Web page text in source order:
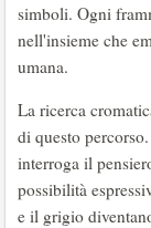
simboli. Ogni
nell'insieme che
umana.
La ricerca
di questo
interroga il
possibilità
e il grigio